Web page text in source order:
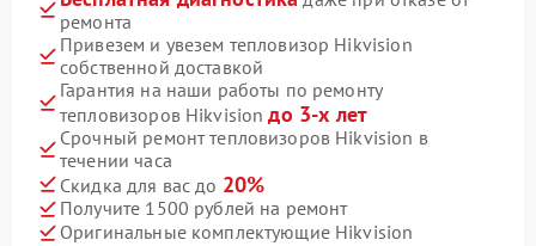
ремонта
Привезем и увезем тепловизор Hikvision
собственной доставкой
Гарантия на наши работы по ремонту
тепловизоров Hikvisionдо 3-х лет
Срочный ремонт тепловизоров Hikvision в
течении часа
Скидка для вас до 20%
Получите 1500 рублей на ремонт
Оригинальные комплектующие Hikvision